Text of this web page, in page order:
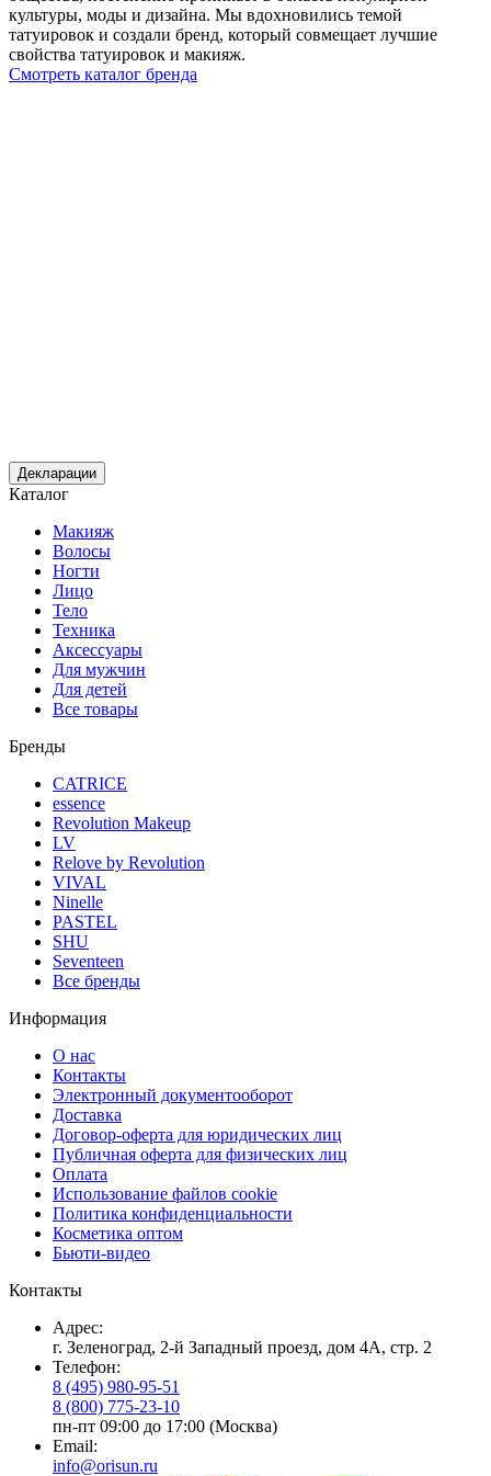
культуры, моды и дизайна. Мы вдохновились темой
татуировок и создали бренд, который совмещает лучшие
свойства татуировок и макияж.
Смотреть каталог бренда
Декларации
Каталог
Макияж
Волосы
Ногти
Лицо
Тело
Техника
Аксессуары
Для мужчин
Для детей
Все товары
Бренды
CATRICE
essence
Revolution Makeup
LV
Relove by Revolution
VIVAL
Ninelle
PASTEL
SHU
Seventeen
Все бренды
Информация
О нас
Контакты
Электронный документооборот
Доставка
Договор-оферта для юридических лиц
Публичная оферта для физических лиц
Оплата
Использование файлов cookie
Политика конфиденциальности
Косметика оптом
Бьюти-видео
Контакты
Адрес:
г. Зеленоград, 2-й Западный проезд, дом 4А, стр. 2
Телефон:
8 (495) 980-95-51
8 (800) 775-23-10
пн-пт 09:00 до 17:00 (Москва)
Email:
info@orisun.ru